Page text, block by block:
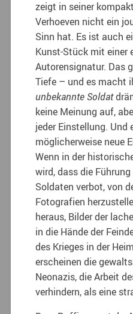
zeigt in seiner
Verhoeven nicht ein
Sinn hat. Es ist auch
Kunst-Stück mit einer
Autorensignatur. Das
Tiefe – und es macht
unbekannte Soldat
keine Meinung auf,
jeder Einstellung. Und
möglicherweise neue
Wenn in der
wird, dass die
Soldaten verbot, von
Fotografien
heraus, Bilder der
in die Hände der
des Krieges in der
erscheinen die
Neonazis, die Arbeit
verhindern, als eine